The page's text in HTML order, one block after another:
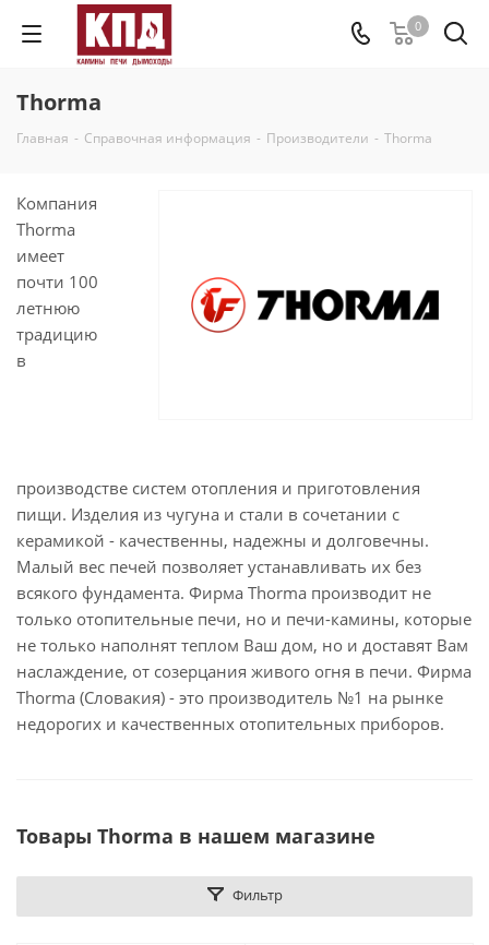
0
Thorma
Главная - Справочная информация - Производители - Thorma
Компания
Thorma
имеет
почти 100
летнюю
традицию
в
производстве систем отопления и приготовления
пищи. Изделия из чугуна и стали в сочетании с
керамикой - качественны, надежны и долговечны.
Малый вес печей позволяет устанавливать их без
всякого фундамента. Фирма Thorma производит не
только отопительные печи, но и печи-камины, которые
не только наполнят теплом Ваш дом, но и доставят Вам
наслаждение, от созерцания живого огня в печи. Фирма
Thorma (Словакия) - это производитель №1 на рынке
недорогих и качественных отопительных приборов.
Товары Thorma в нашем магазине
Фильтр